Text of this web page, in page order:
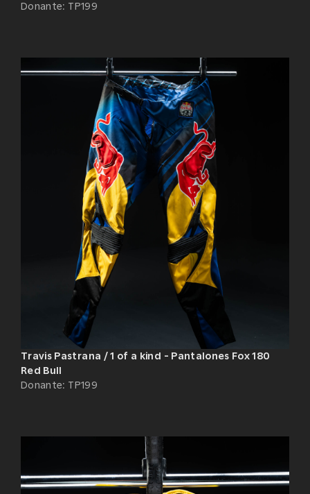
Donante: TP199
Travis Pastrana / 1 of a kind - Pantalones Fox 180
Red Bull
Donante: TP199